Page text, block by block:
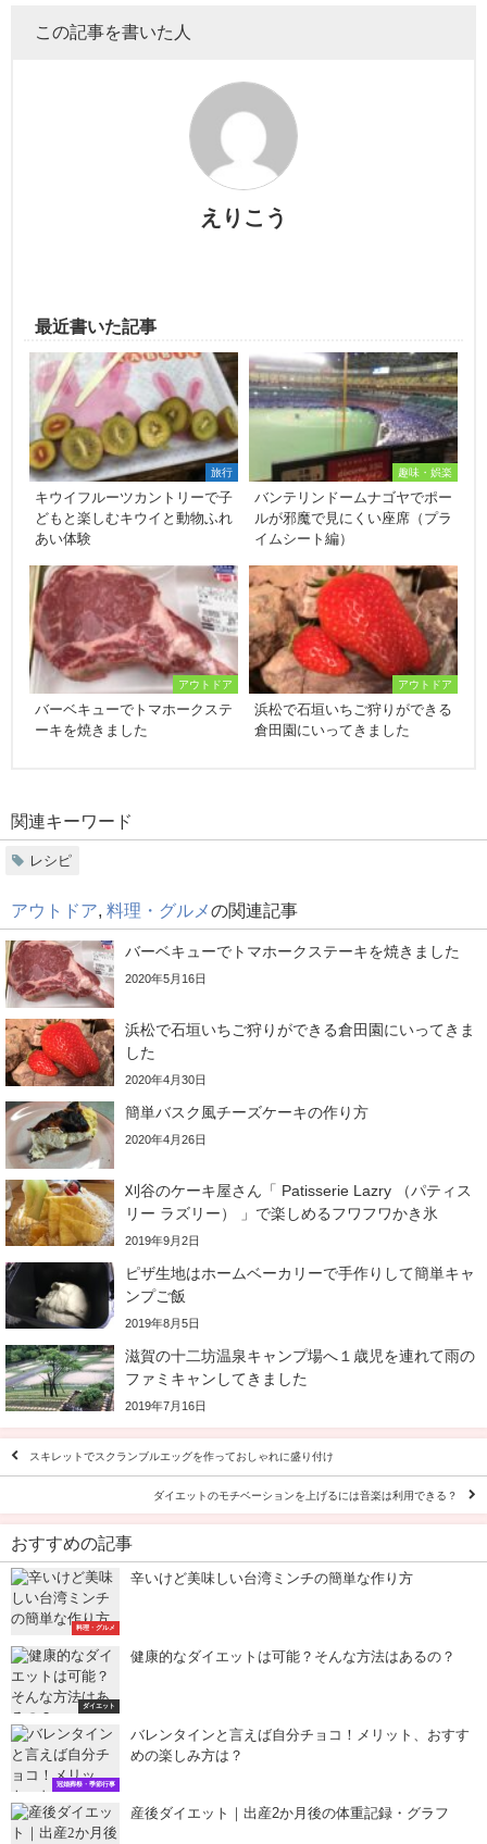
この記事を書いた人
えりこう
最近書いた記事
旅行
キウイフルーツカントリーで子
どもと楽しむキウイと動物ふれ
あい体験
趣味・娯楽
バンテリンドームナゴヤでポー
ルが邪魔で見にくい座席（プラ
イムシート編）
アウトドア
バーベキューでトマホークステ
ーキを焼きました
アウトドア
浜松で石垣いちご狩りができる
倉田園にいってきました
関連キーワード
レシピ
アウトドア 料理・グルメの関連記事
バーベキューでトマホークステーキを焼きました
2020年5月16日
浜松で石垣いちご狩りができる倉田園にいってきま
した
2020年4月30日
簡単バスク風チーズケーキの作り方
2020年4月26日
刈谷のケーキ屋さん「 Patisserie Lazry （パティス
リー ラズリー） 」で楽しめるフワフワかき氷
2019年9月2日
ピザ生地はホームベーカリーで手作りして簡単キャ
ンプご飯
2019年8月5日
滋賀の十二坊温泉キャンプ場へ１歳児を連れて雨の
ファミキャンしてきました
2019年7月16日
スキレットでスクランブルエッグを作っておしゃれに盛り付け
ダイエットのモチベーションを上げるには音楽は利用できる？
おすすめの記事
料理・グルメ
辛いけど美味しい台湾ミンチの簡単な作り方
ダイエット
健康的なダイエットは可能？そんな方法はあるの？
冠婚葬祭・季節行事
バレンタインと言えば自分チョコ！メリット、おすす
めの楽しみ方は？
産後ダイエット｜出産2か月後の体重記録・グラフ